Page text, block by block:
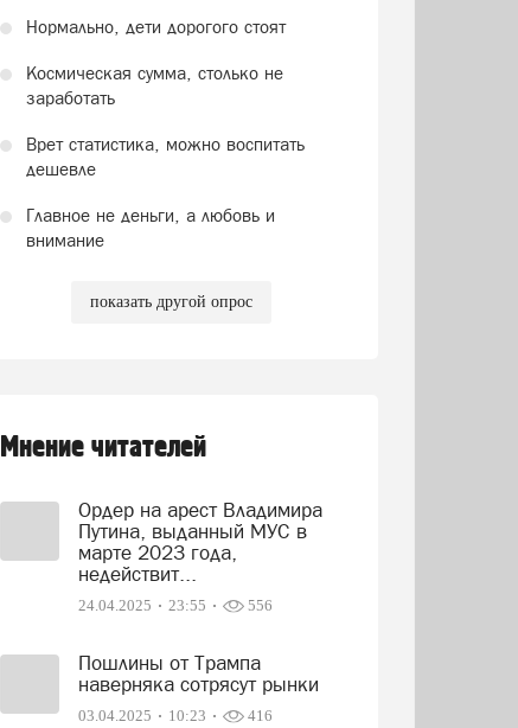
Нормально, дети дорогого стоят
Космическая сумма, столько не
заработать
Врет статистика, можно воспитать
дешевле
Главное не деньги, а любовь и
внимание
показать другой опрос
Мнение читателей
Ордер на арест Владимира
Путина, выданный МУС в
марте 2023 года,
недействит...
24.04.2025 23:55 556
Пошлины от Трампа
наверняка сотрясут рынки
03.04.2025 10:23 416